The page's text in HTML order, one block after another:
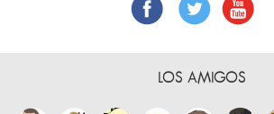
LOS AMIGOS